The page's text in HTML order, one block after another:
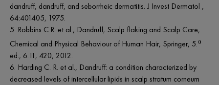
dandruff, dandruff, and seborrheic dermatitis. J Invest Dermatol ,
64:401405, 1975.
5. Robbins C.R. et al., Dandruff, Scalp flaking and Scalp Care,
Chemical and Physical Behaviour of Human Hair, Springer, 5.a
ed., 6:11, 420, 2012.
6. Harding C. R. et al., Dandruff: a condition characterized by
decreased levels of intercellular lipids in scalp stratum corneum